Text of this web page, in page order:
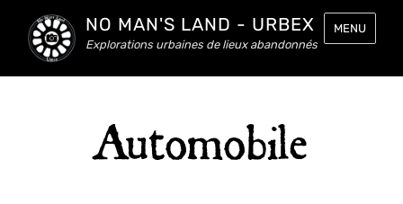
NO MAN'S LAND - URBEX
Explorations urbaines de lieux abandonnés
MENU
Automobile